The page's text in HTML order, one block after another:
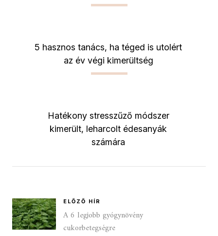
5 hasznos tanács, ha téged is utolért
az év végi kimerültség
Hatékony stresszűző módszer
kimerült, leharcolt édesanyák
számára
ELŐZŐ HÍR
A 6 legjobb gyógynövény
cukorbetegségre